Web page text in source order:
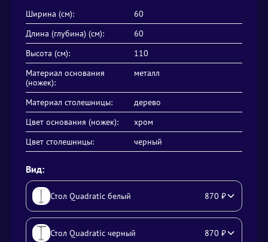
Ширина (см):
60
Длина (глубина) (см):
60
Высота (см):
110
Материал основания
(ножек):
металл
Материал столешницы:
дерево
Цвет основания (ножек):
хром
Цвет столешницы:
черный
Вид:
Стол Quadratic белый 870 ₽
Стол Quadratic черный 870 ₽